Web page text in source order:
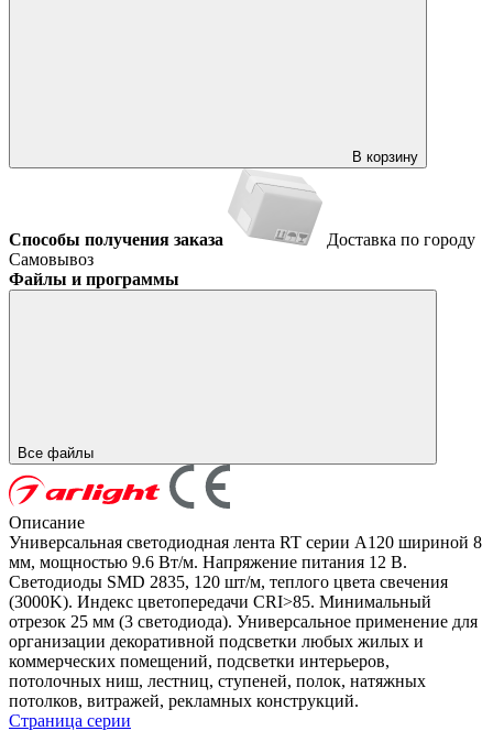
В корзину
Способы получения заказа
Доставка по городу
Самовывоз
Файлы и программы
Все файлы
Описание
Универсальная светодиодная лента RT серии A120 шириной 8
мм, мощностью 9.6 Вт/м. Напряжение питания 12 В.
Светодиоды SMD 2835, 120 шт/м, теплого цвета свечения
(3000K). Индекс цветопередачи CRI>85. Минимальный
отрезок 25 мм (3 светодиода). Универсальное применение для
организации декоративной подсветки любых жилых и
коммерческих помещений, подсветки интерьеров,
потолочных ниш, лестниц, ступеней, полок, натяжных
потолков, витражей, рекламных конструкций.
Страница серии